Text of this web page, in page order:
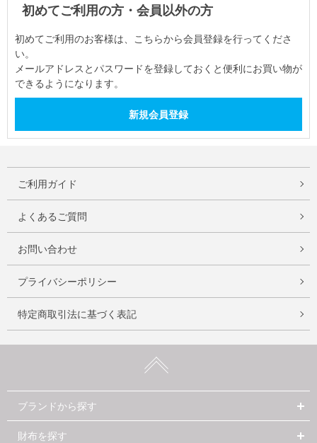
初めてご利用の方・会員以外の方
初めてご利用のお客様は、こちらから会員登録を行ってくださ
い。
メールアドレスとパスワードを登録しておくと便利にお買い物が
できるようになります。
ご利用ガイド
よくあるご質問
お問い合わせ
プライバシーポリシー
特定商取引法に基づく表記
ブランドから探す
財布を探す